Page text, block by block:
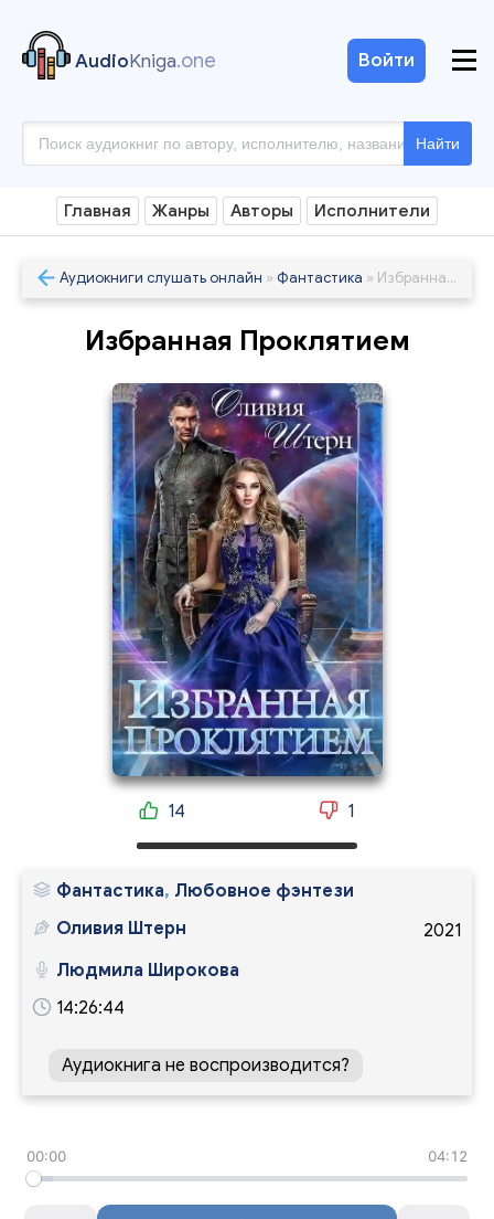
AudioKniga.one
Найти
Войти
Главная Жанры Авторы Исполнители
Аудиокниги слушать онлайн » Фантастика » Избранная Проклятием
Избранная Проклятием
14 1
Фантастика, Любовное фэнтези
2021
Оливия Штерн
Людмила Широкова
14:26:44
Аудиокнига не воспроизводится?
00:00 04:12